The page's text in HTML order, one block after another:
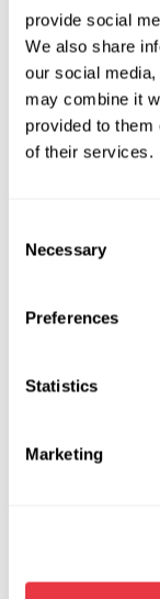
provide social
We also share
our social
may combine it
provided to them
of their services.
Selection
Necessary
Preferences
Statistics
Marketing
телефон;
електронну
групи у
Telegram.
Висновок
чергу, створена
комерційних
Тому, якщо ви
вихідний,
робочого дня.
уваги.